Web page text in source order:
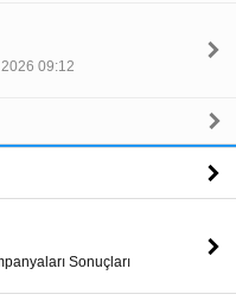
09:12
Sonuçları